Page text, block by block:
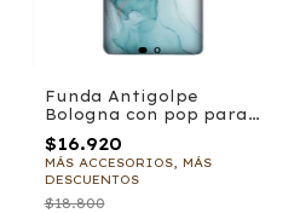
Funda Antigolpe
Bologna con pop para
$16.920
MÁS ACCESORIOS, MÁS
DESCUENTOS
$18.800